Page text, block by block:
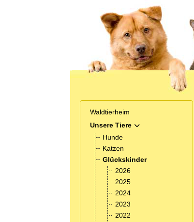
Waldtierheim
Unsere Tiere
Hunde
Katzen
Glückskinder
2026
2025
2024
2023
2022